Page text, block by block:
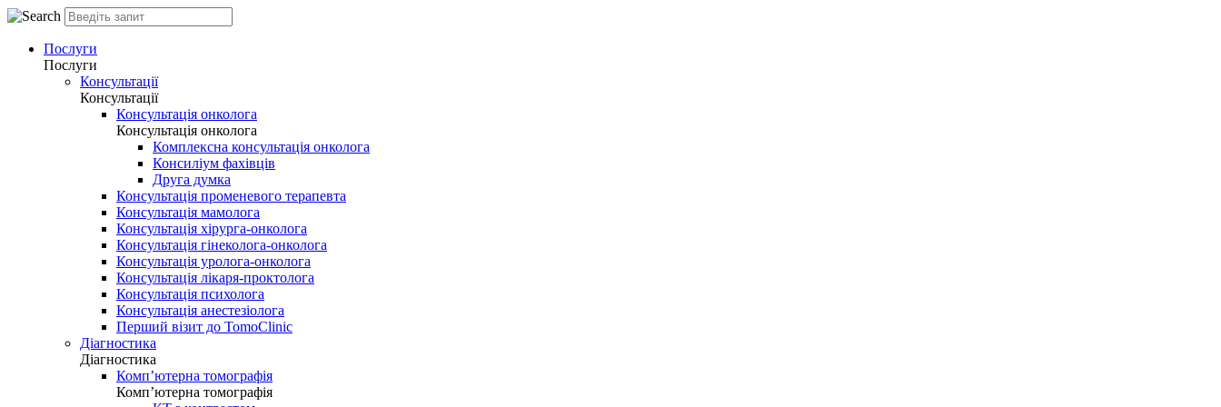
Послуги
Послуги
Консультації
Консультації
Консультація онколога
Консультація онколога
Комплексна консультація онколога
Консиліум фахівців
Друга думка
Консультація променевого терапевта
Консультація мамолога
Консультація хірурга-онколога
Консультація гінеколога-онколога
Консультація уролога-онколога
Консультація лікаря-проктолога
Консультація психолога
Консультація анестезіолога
Перший візит до TomoClinic
Діагностика
Діагностика
Комп’ютерна томографія
Комп’ютерна томографія